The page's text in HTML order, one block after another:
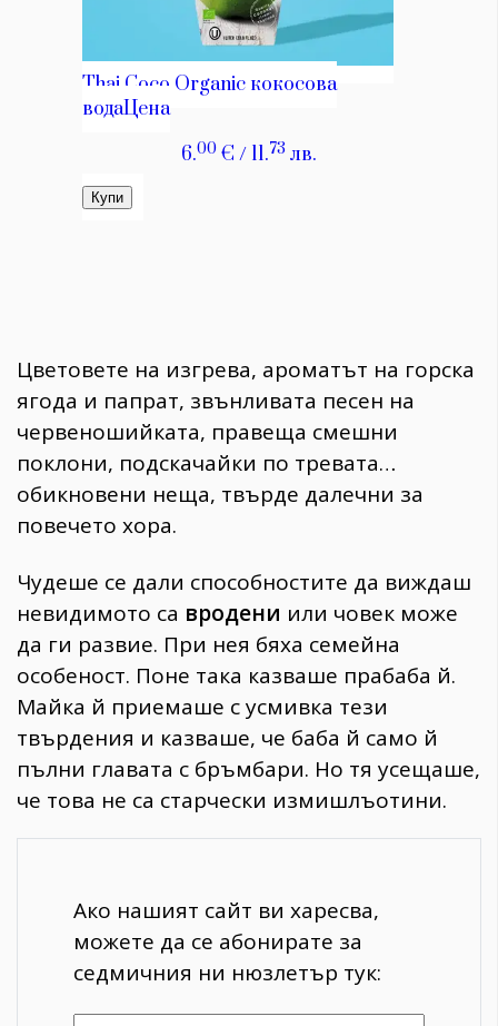
Цветовете на изгрева, ароматът на горска
ягода и папрат, звънливата песен на
червеношийката, правеща смешни
поклони, подскачайки по тревата…
обикновени неща, твърде далечни за
повечето хора.
Чудеше се дали способностите да виждаш
невидимото са вродени или човек може
да ги развие. При нея бяха семейна
особеност. Поне така казваше прабаба й.
Майка й приемаше с усмивка тези
твърдения и казваше, че баба й само й
пълни главата с бръмбари. Но тя усещаше,
че това не са старчески измишлъотини.
Ако нашият сайт ви харесва,
можете да се абонирате за
седмичния ни нюзлетър тук: